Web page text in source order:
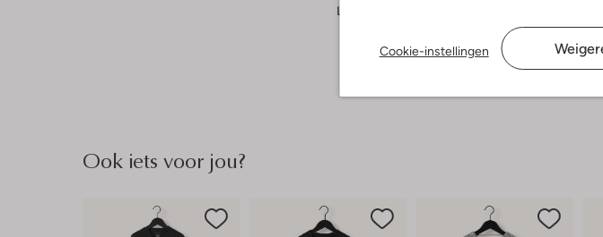
Cookie-instellingen
Lengte:
Ook iets voor jou?